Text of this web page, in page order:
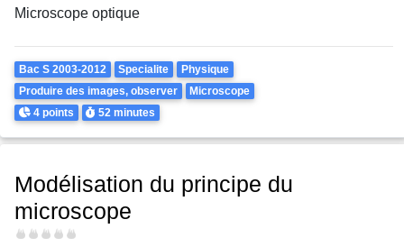
Microscope optique
Theme
Bac S 2003-2012 Specialite
Physique
Produire des images, observer
Microscope
Points
4 points Durée
52 minutes
Modélisation du principe du
microscope
Difficulté